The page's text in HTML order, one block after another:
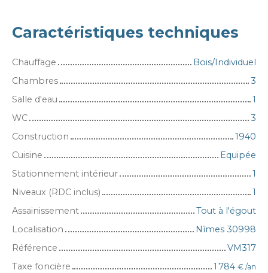
Caractéristiques techniques
Chauffage
Bois/Individuel
Chambres
3
Salle d'eau
1
WC
3
Construction
1940
Cuisine
Equipée
Stationnement intérieur
1
Niveaux (RDC inclus)
1
Assainissement
Tout à l'égout
Localisation
Nîmes 30998
Référence
VM317
Taxe foncière
1 784 € /an